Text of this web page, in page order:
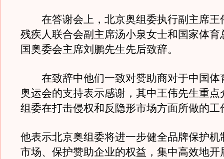
在答谢会上，北京奥组委执行副主席王
残疾人联合会副主席汤小泉女士和国家体育
国奥委会主席刘鹏先生先后致辞。
在致辞中他们一致对赞助商对于中国体
奥运会的支持表示感谢，其中王伟先生重点
组委在打击侵权和反隐形市场方面所做的工
他表示北京奥组委将进一步健全品牌保护机
市场、保护赞助企业的权益，集中高效地开